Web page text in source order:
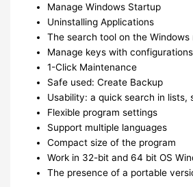
Manage Windows Startup
Uninstalling Applications
The search tool on the Windows
Manage keys with
1-Click Maintenance
Safe used: Create Backup
Usability: a quick search in lists,
Flexible program settings
Support multiple languages
Compact size of the program
Work in 32-bit and 64 bit OS
The presence of a portable